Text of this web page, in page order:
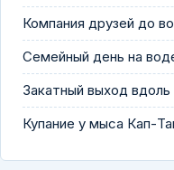
Компания друзей до
Семейный день на
Закатный выход
Купание у мыса Кап-